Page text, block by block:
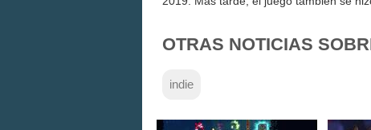
OTRAS NOTICIAS
indie